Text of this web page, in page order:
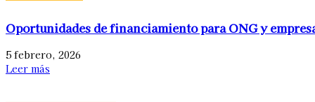
Oportunidades de financiamiento para ONG y
5 febrero, 2026
Leer más